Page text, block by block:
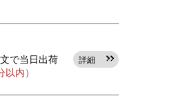
で当日出荷
内）
詳細